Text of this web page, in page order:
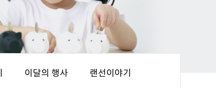
이달의 행사 랜선이야기